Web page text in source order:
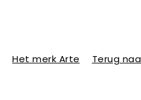
Het merk Arte Terug